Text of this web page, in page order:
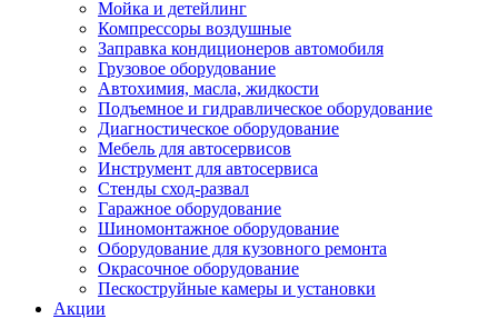
Мойка и детейлинг
Компрессоры воздушные
Заправка кондиционеров автомобиля
Грузовое оборудование
Автохимия, масла, жидкости
Подъемное и гидравлическое оборудование
Диагностическое оборудование
Мебель для автосервисов
Инструмент для автосервиса
Стенды сход-развал
Гаражное оборудование
Шиномонтажное оборудование
Оборудование для кузовного ремонта
Окрасочное оборудование
Пескоструйные камеры и установки
Акции